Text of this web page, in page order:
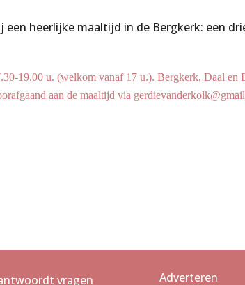
een heerlijke maaltijd in de Bergkerk: een
19.00 u. (welkom vanaf 17 u.). Bergkerk, Daal en
aan de maaltijd via
vragen Adverteren